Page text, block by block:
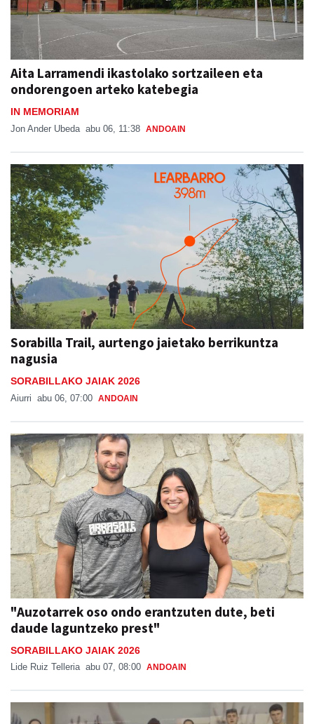
Aita Larramendi ikastolako sortzaileen eta
ondorengoen arteko katebegia
IN MEMORIAM
Jon Ander Ubeda abu 06, 11:38 ANDOAIN
Sorabilla Trail, aurtengo jaietako berrikuntza
nagusia
SORABILLAKO JAIAK 2026
Aiurri abu 06, 07:00 ANDOAIN
"Auzotarrek oso ondo erantzuten dute, beti
daude laguntzeko prest"
SORABILLAKO JAIAK 2026
Lide Ruiz Telleria abu 07, 08:00 ANDOAIN